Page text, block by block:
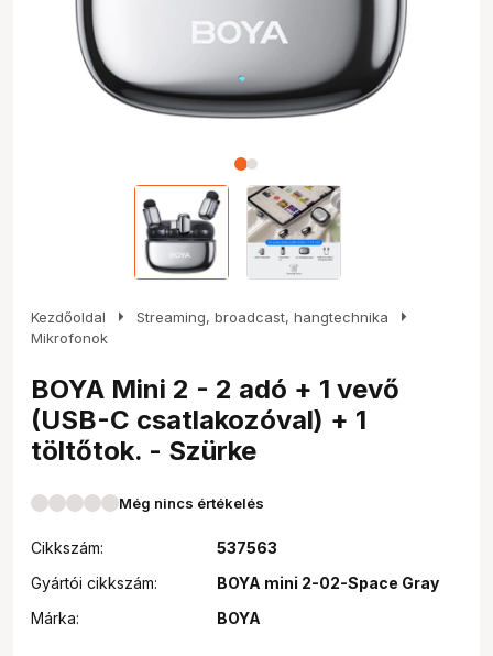
Kezdőoldal arrow_right Streaming, broadcast, hangtechnika arrow_right
Mikrofonok
BOYA Mini 2 - 2 adó + 1 vevő
(USB-C csatlakozóval) + 1
töltőtok. - Szürke
Még nincs értékelés
Cikkszám:
537563
Gyártói cikkszám:
BOYA mini 2-02-Space Gray
Márka:
BOYA